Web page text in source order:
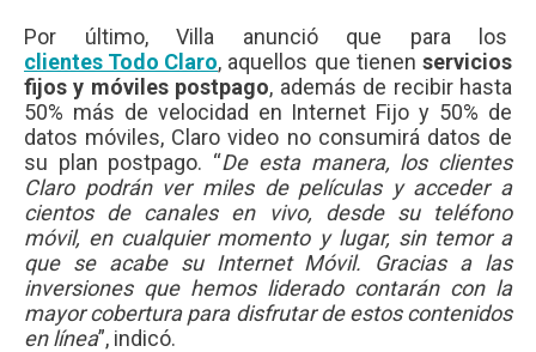
Por último, Villa anunció que para los
clientes Todo Claro, aquellos que tienen servicios
fijos y móviles postpago, además de recibir hasta
50% más de velocidad en Internet Fijo y 50% de
datos móviles, Claro video no consumirá datos de
su plan postpago. “De esta manera, los clientes
Claro podrán ver miles de películas y acceder a
cientos de canales en vivo, desde su teléfono
móvil, en cualquier momento y lugar, sin temor a
que se acabe su Internet Móvil. Gracias a las
inversiones que hemos liderado contarán con la
mayor cobertura para disfrutar de estos contenidos
en línea”, indicó.